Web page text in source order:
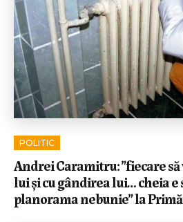
POLITIC
Andrei Caramitru: ”fiecare
lui și cu gândirea lui… cheia e
planorama nebunie” la